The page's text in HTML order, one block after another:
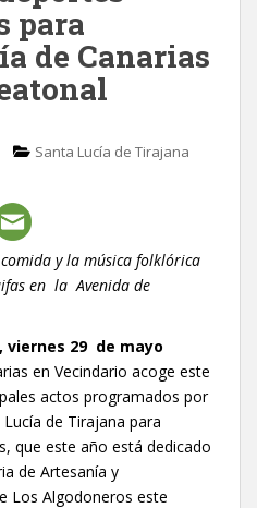
para
de Canarias
Santa Lucía de Tirajana
y la música folklórica
en la Avenida de
viernes 29de mayo
en Vecindario acoge este
actos programados por
de Tirajana para
que este año está dedicado
de Artesanía y
Los Algodoneros este